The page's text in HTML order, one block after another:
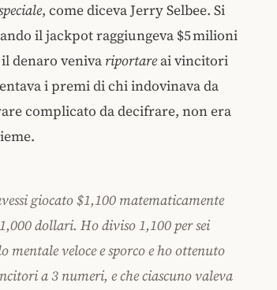
, come diceva Jerry Selbee. Si
il jackpot raggiungeva $5 milioni
denaro veniva riportareai vincitori
i premi di chi indovinava da
complicato da decifrare, non era
giocato $1,100 matematicamente
dollari. Ho diviso 1,100 per sei
mentale veloce e sporco e ho ottenuto
a 3 numeri, e che ciascuno valeva